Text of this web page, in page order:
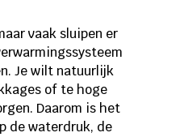
vaak sluipen er
Je wilt natuurlijk
of te hoge
Daarom is het
de waterdruk, de